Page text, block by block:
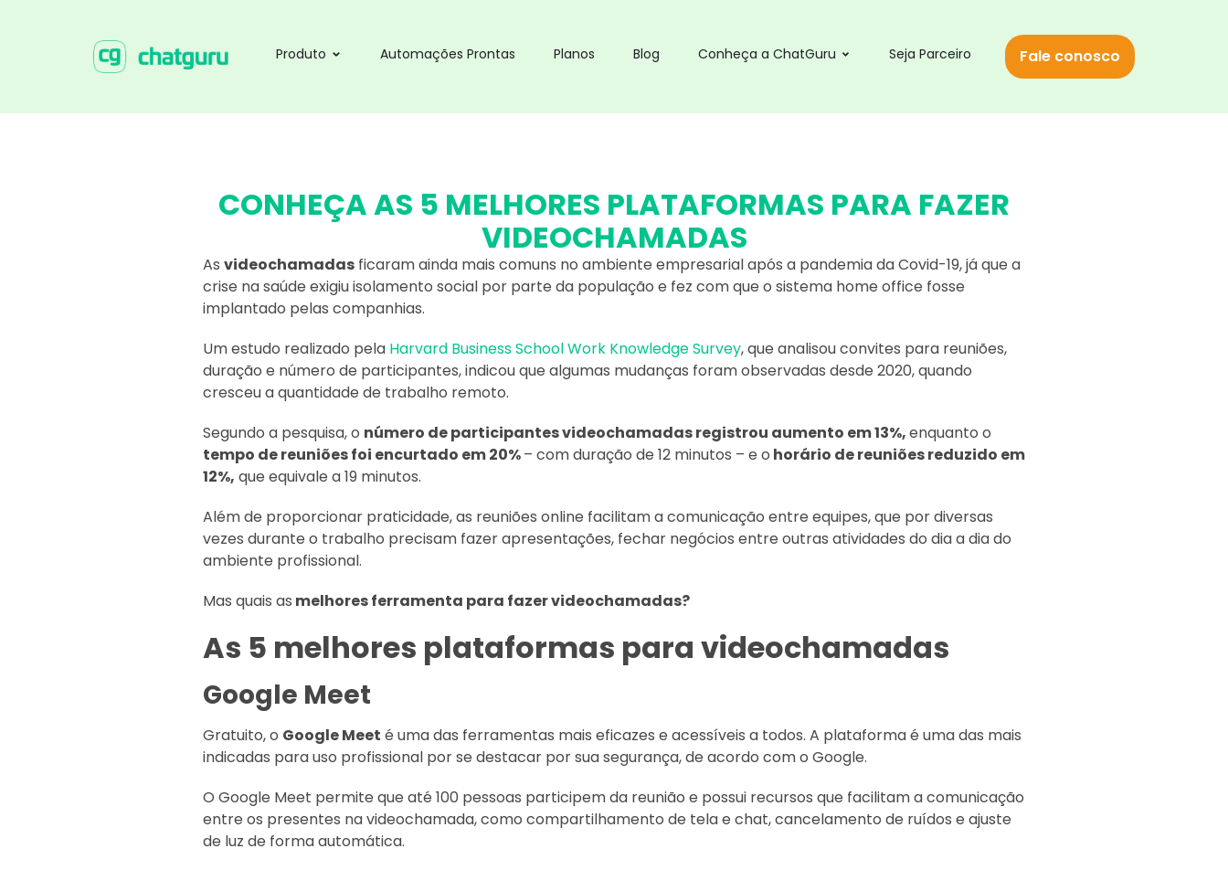
Produto Automações Prontas Planos Blog Conheça a ChatGuru Seja Parceiro Fale conosco
CONHEÇA AS 5 MELHORES PLATAFORMAS PARA FAZER
VIDEOCHAMADAS
As videochamadas ficaram ainda mais comuns no ambiente empresarial após a pandemia da Covid-19, já que a
crise na saúde exigiu isolamento social por parte da população e fez com que o sistema home office fosse
implantado pelas companhias.
Um estudo realizado pela Harvard BusinessSchool Work Knowledge Survey, que analisou convites para reuniões,
duração e número de participantes, indicou que algumas mudanças foram observadas desde 2020, quando
cresceu a quantidade de trabalho remoto.
Segundo a pesquisa, o número de participantes videochamadas registrou aumento em 13%,enquanto o
tempo de reuniões foi encurtado em 20%– com duração de 12 minutos – e o horário de reuniões reduzido em
12%, que equivale a 19 minutos.
Além de proporcionar praticidade, as reuniões online facilitam a comunicação entre equipes, que por diversas
vezes durante o trabalho precisam fazer apresentações, fechar negócios entre outras atividades do dia a dia do
ambiente profissional.
Mas quais as melhores ferramenta para fazer videochamadas?
As 5 melhores plataformas para videochamadas
Google Meet
Gratuito, o Google Meet é uma das ferramentas mais eficazes e acessíveis a todos. A plataforma é uma das mais
indicadas para uso profissional por se destacar por sua segurança, de acordo com o Google.
O Google Meet permite que até 100 pessoas participem da reunião e possui recursos que facilitam a comunicação
entre os presentes na videochamada, como compartilhamento de tela e chat, cancelamento de ruídos e ajuste
de luz de forma automática.